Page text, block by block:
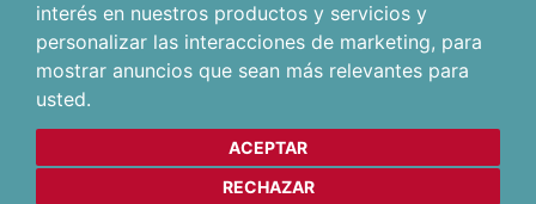
interés en nuestros productos y servicios y
personalizar las interacciones de marketing, para
mostrar anuncios que sean más relevantes para
usted.
ACEPTAR
RECHAZAR